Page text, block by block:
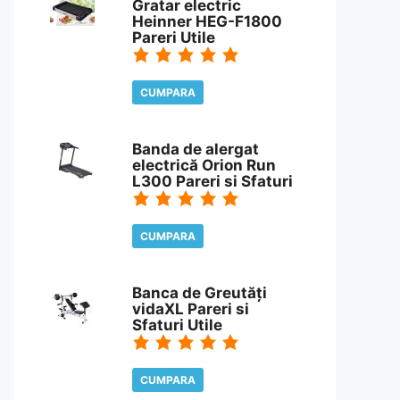
Gratar electric
Heinner HEG-F1800
Pareri Utile
CUMPARA
Banda de alergat
electrică Orion Run
L300 Pareri si Sfaturi
CUMPARA
Banca de Greutăți
vidaXL Pareri si
Sfaturi Utile
CUMPARA